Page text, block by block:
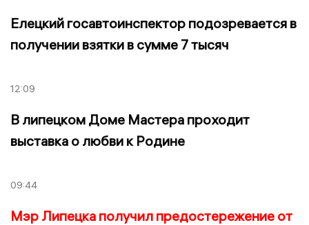
Елецкий госавтоинспектор подозревается в
получении взятки в сумме 7 тысяч
12:09
В липецком Доме Мастера проходит
выставка о любви к Родине
09:44
Мэр Липецка получил предостережение от